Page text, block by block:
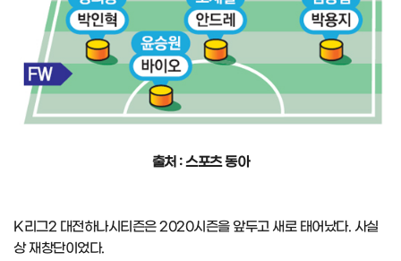
출처 : 스포츠 동아
K리그2 대전하나시티즌은 2020시즌을 앞두고 새로 태어났다. 사실
상 재창단이었다.